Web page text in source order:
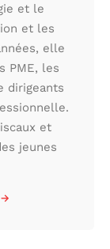
et le
et les
elle
PME, les
dirigeants
et
jeunes
→